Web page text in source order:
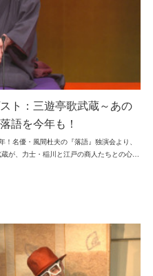
ト：三遊亭歌武蔵～あの
語を今年も！
名優・風間杜夫の『落語』独演会より、
が、力士・稲川と江戸の商人たちとの心…